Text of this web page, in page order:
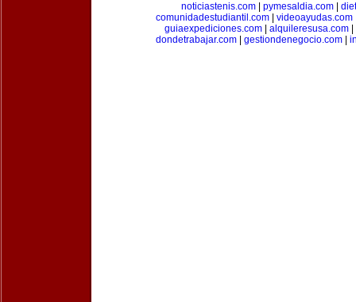
noticiastenis.com
pymesaldia.com
comunidadestudiantil.com| videoayudas.com
guiaexpediciones.com| alquileresusa.com|
dondetrabajar.com| gestiondenegocio.com|